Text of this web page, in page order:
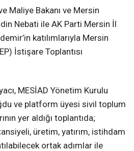
Maliye Bakanı ve Mersin
Nebati ile AK Parti Mersin İl
katılımlarıyla Mersin
İstişare Toplantısı
MESİAD Yönetim Kurulu
ve platform üyesi sivil toplum
yer aldığı toplantıda;
üretim, yatırım, istihdam
ortak adımlar ile